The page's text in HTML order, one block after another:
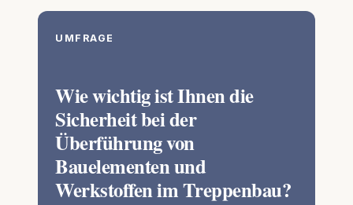
UMFRAGE
Wie wichtig ist Ihnen die
Sicherheit bei der
Überführung von
Bauelementen und
Werkstoffen im Treppenbau?